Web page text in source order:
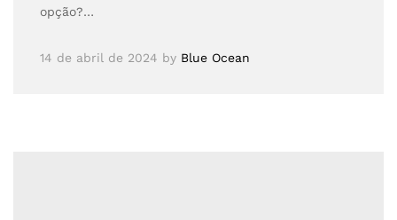
opção?…
14 de abril de 2024 by Blue Ocean